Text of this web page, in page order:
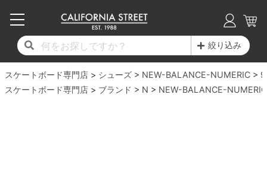
絞り込み
スケートボード専門店 シューズ NEW-BALANCE-NUMERIC
スケートボード専門店
ブランド N NEW-BALANCE-NUMERIC
17時までのご注文は当日発送！
11,000円以上で送料無料！
毎月1日はポイント5倍！10日と20日は3倍！
17時までのご注文は当日発送！
11,000円以上で送料無料！
毎月1日はポイント5倍！10日と20日は3倍！
子供用デッキ
7.0inch以下
17時までのご注文は当日発送！
11,000円以上で送料無料！
毎月1日はポイント5倍！10日と20日は3倍！
7.0inch以下
7.2inch
17時までのご注文は当日発送！
11,000円以上で送料無料！
毎月1日はポイント5倍！10日と20日は3倍！
50mm
51mm
17時までのご注文は当日発送！
11,000円以上で送料無料！
毎月1日はポイント5倍！10日と20日は3倍！
20cm
21cm
17時までのご注文は当日発送！
11,000円以上で送料無料！
毎月1日はポイント5倍！10日と20日は3倍！
17時までのご注文は当日発送！
11,000円以上で送料無料！
毎月1日はポイント5倍！10日と20日は3倍！
17時までのご注文は当日発送！
11,000円以上で送料無料！
毎月1日はポイント5倍！10日と20日は3倍！
17時までのご注文は当日発送！
11,000円以上で送料無料！
毎月1日はポイント5倍！10日と20日は3倍！